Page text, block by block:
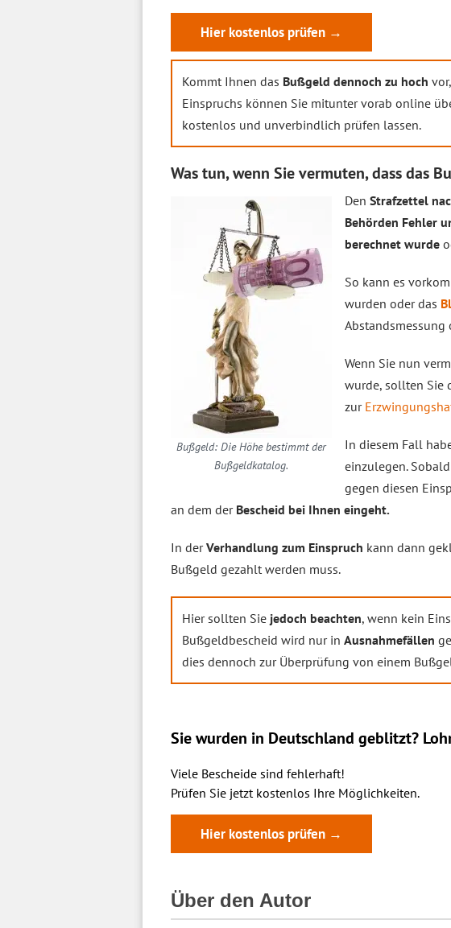
Hier kostenlos prüfen →
Kommt Ihnen das Bußgeld dennoch zu hoch
Einspruchs können Sie mitunter vorab online
kostenlos und unverbindlich prüfen lassen.
Was tun, wenn Sie vermuten, dass das
Bußgeld: Die Höhe bestimmt der
Bußgeldkatalog.
Den Strafzettel
Behörden Fehler
berechnet wurde
So kann es
wurden oder das
Abstandsmessung
Wenn Sie nun
wurde, sollten Sie
zur
In diesem Fall
einzulegen.
gegen diesen
an dem derBescheid bei Ihnen eingeht.
In derVerhandlung zum Einspruch kann dann
Bußgeld gezahlt werden muss.
Hier sollten Sie jedoch beachten, wenn kein
Bußgeldbescheid wird nur in Ausnahmefällen
dies dennoch zur Überprüfung von einem
Sie wurden in Deutschland geblitzt?
Viele Bescheide sind fehlerhaft!
Prüfen Sie jetzt kostenlos Ihre Möglichkeiten.
Hier kostenlos prüfen →
Über den Autor